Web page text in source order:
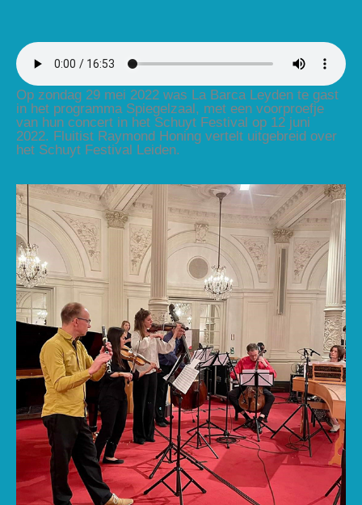
Op zondag 29 mei 2022 was La Barca Leyden te gast
in het programma Spiegelzaal, met een voorproefje
van hun concert in het Schuyt Festival op 12 juni
2022. Fluitist Raymond Honing vertelt uitgebreid over
het Schuyt Festival Leiden.